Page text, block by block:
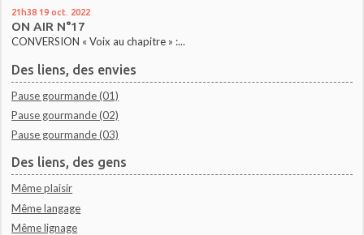
21h38 19 oct. 2022
ON AIR N°17
CONVERSION « Voix au chapitre » :...
Des liens, des envies
Pause gourmande (01)
Pause gourmande (02)
Pause gourmande (03)
Des liens, des gens
Même plaisir
Même langage
Même lignage